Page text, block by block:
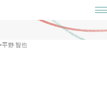
平野 智也